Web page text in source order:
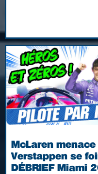
McLaren menace
Verstappen se
DÉBRIEF Miami